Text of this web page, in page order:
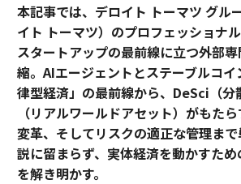
本記事では、デロイト トーマツ グル
イト トーマツ）のプロフェッショナ
スタートアップの最前線に立つ外部
縮。AIエージェントとステーブルコイ
律型経済」の最前線から、DeSci（分
（リアルワールドアセット）がもた
変革、そしてリスクの適正な管理まで
説に留まらず、実体経済を動かすため
を解き明かす。